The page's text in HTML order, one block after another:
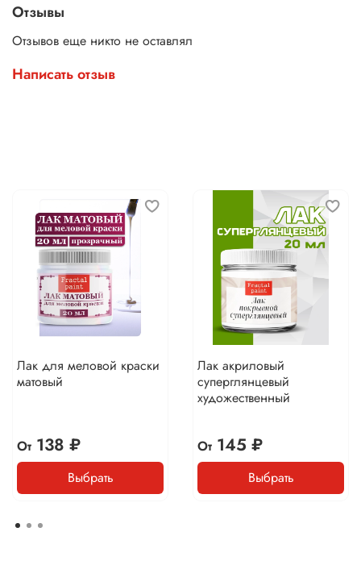
Отзывы
Отзывов еще никто не оставлял
Написать отзыв
Лак для меловой краски
матовый
От138 ₽
Выбрать
Лак акриловый
суперглянцевый
художественный
От145 ₽
Выбрать